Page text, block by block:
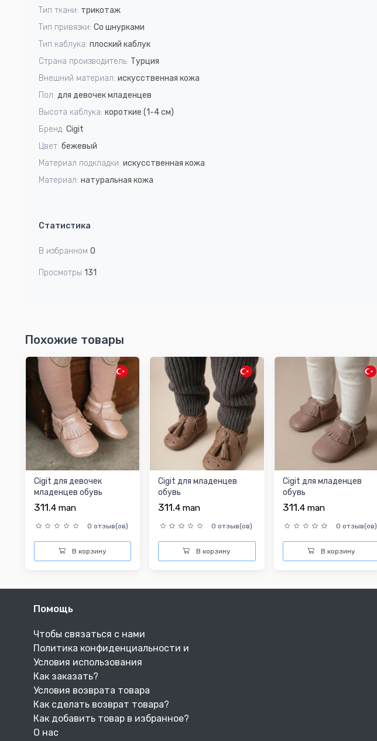
Тип ткани: трикотаж
Тип привязки: Со шнурками
Тип каблука: плоский каблук
Страна производитель: Турция
Внешний материал: искусственная кожа
Пол: для девочек младенцев
Высота каблука: короткие (1-4 см)
Бренд: Cigit
Цвет: бежевый
Материал подкладки: искусственная кожа
Материал: натуральная кожа
Статистика
В избранном 0
Просмотры 131
Похожие товары
Cigit для девочек
младенцев обувь
311.4 man
0 отзыв(ов)
В корзину
Cigit для младенцев
обувь
311.4 man
0 отзыв(ов)
В корзину
Cigit для младенцев
обувь
311.4 man
0 отзыв(ов)
В корзину
Помощь
Чтобы связаться с нами
Политика конфиденциальности и
Условия использования
Как заказать?
Условия возврата товара
Как сделать возврат товара?
Как добавить товар в избранное?
О нас